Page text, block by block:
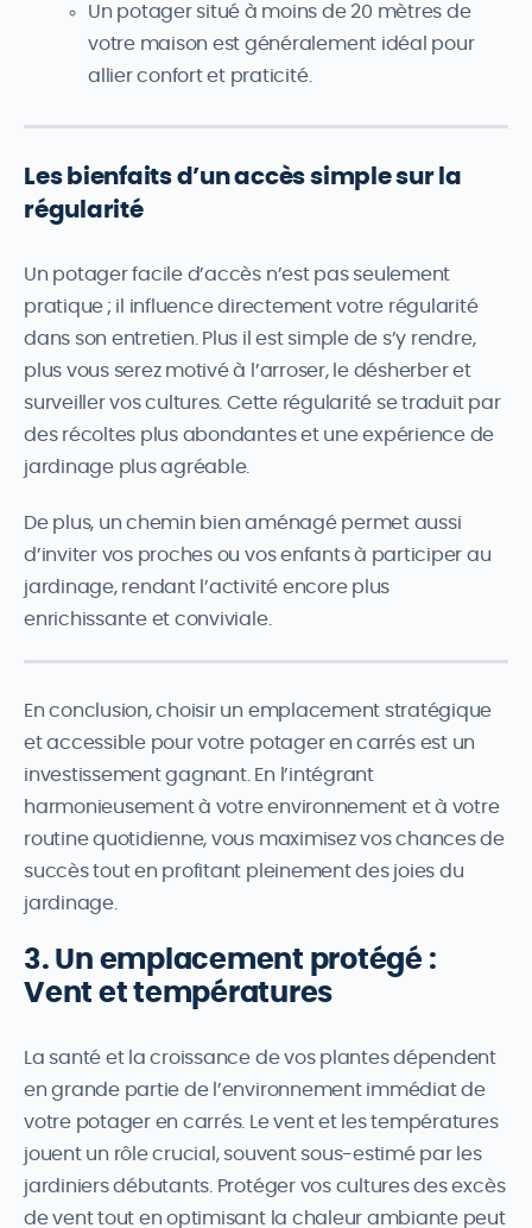
Un potager situé à moins de 20 mètres de
votre maison est généralement idéal pour
allier confort et praticité.
Les bienfaits d’un accès simple sur la
régularité
Un potager facile d’accès n’est pas seulement
pratique ; il influence directement votre régularité
dans son entretien. Plus il est simple de s’y rendre,
plus vous serez motivé à l’arroser, le désherber et
surveiller vos cultures. Cette régularité se traduit par
des récoltes plus abondantes et une expérience de
jardinage plus agréable.
De plus, un chemin bien aménagé permet aussi
d’inviter vos proches ou vos enfants à participer au
jardinage, rendant l’activité encore plus
enrichissante et conviviale.
En conclusion, choisir un emplacement stratégique
et accessible pour votre potager en carrés est un
investissement gagnant. En l’intégrant
harmonieusement à votre environnement et à votre
routine quotidienne, vous maximisez vos chances de
succès tout en profitant pleinement des joies du
jardinage.
3. Un emplacement protégé :
Vent et températures
La santé et la croissance de vos plantes dépendent
en grande partie de l’environnement immédiat de
votre potager en carrés. Le vent et les températures
jouent un rôle crucial, souvent sous-estimé par les
jardiniers débutants. Protéger vos cultures des excès
de vent tout en optimisant la chaleur ambiante peut